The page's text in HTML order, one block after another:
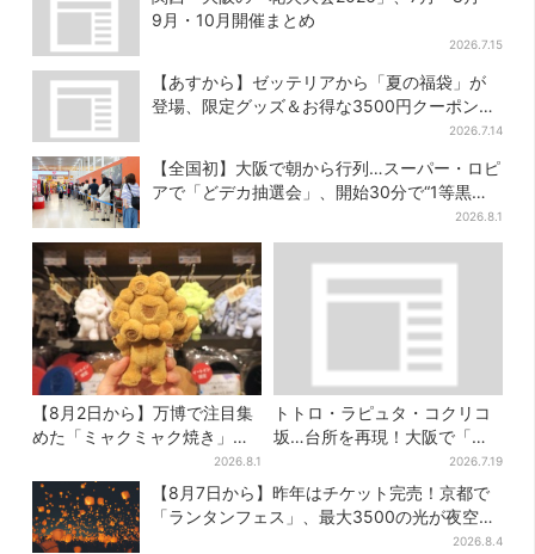
9月・10月開催まとめ
2026.7.15
【あすから】ゼッテリアから「夏の福袋」が
登場、限定グッズ＆お得な3500円クーポン付
2026.7.14
【全国初】大阪で朝から行列…スーパー・ロピ
アで「どデカ抽選会」、開始30分で“1等黒毛
2026.8.1
【8月2日から】万博で注目集
めた「ミャクミャク焼き」初
グッズ化！大阪・梅田だけの
新商品が登場
2026.8.1
トトロ・ラピュタ・コクリコ
坂…台所を再現！大阪で「ジ
ブリ」の世界に浸れる 「食」
の展示とは？
2026.7.19
【8月7日から】昨年はチケット完売！京都で
「ランタンフェス」、最大3500の光が夜空
2026.8.4